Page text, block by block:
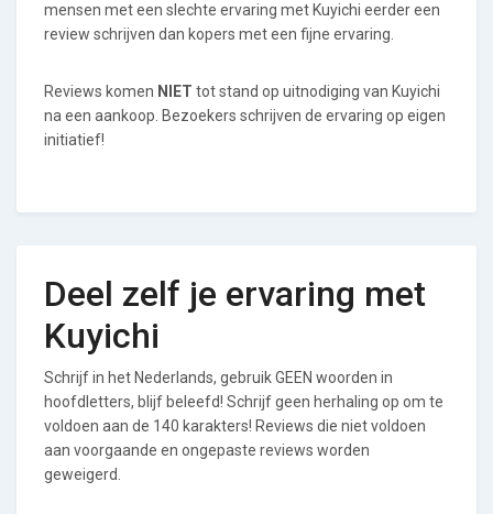
mensen met een slechte ervaring met Kuyichi eerder een
review schrijven dan kopers met een fijne ervaring.
Reviews komen NIET tot stand op uitnodiging van Kuyichi
na een aankoop. Bezoekers schrijven de ervaring op eigen
initiatief!
Deel zelf je ervaring met
Kuyichi
Schrijf in het Nederlands, gebruik GEEN woorden in
hoofdletters, blijf beleefd! Schrijf geen herhaling op om te
voldoen aan de 140 karakters! Reviews die niet voldoen
aan voorgaande en ongepaste reviews worden
geweigerd.